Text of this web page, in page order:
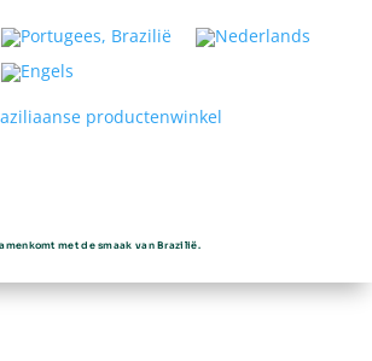
met de smaak van Brazilië.